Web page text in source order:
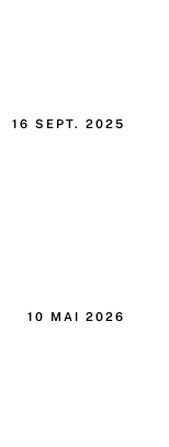
16 SEPT. 2025
10 MAI 2026